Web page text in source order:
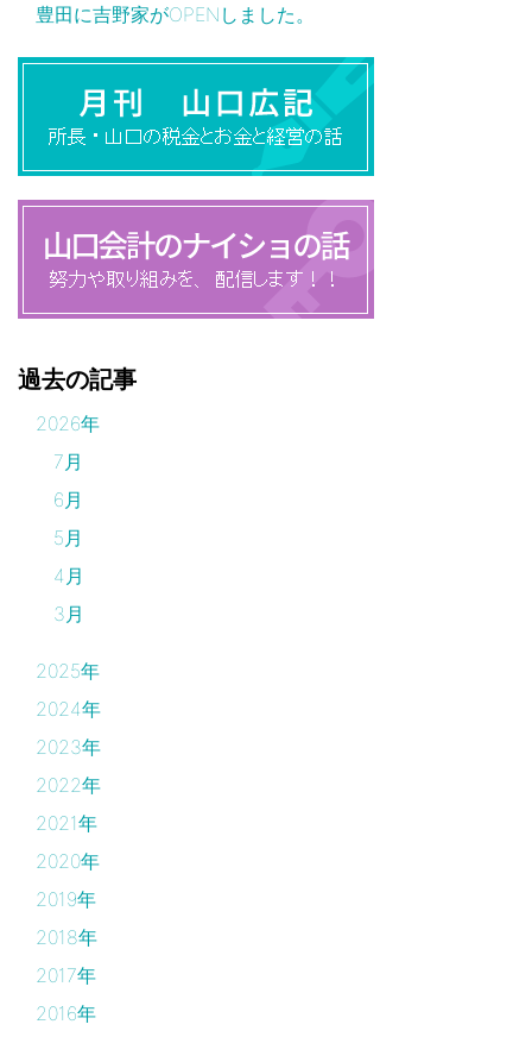
豊田に吉野家がOPENしました。
過去の記事
2026年
7月
6月
5月
4月
3月
2025年
2024年
2023年
2022年
2021年
2020年
2019年
2018年
2017年
2016年